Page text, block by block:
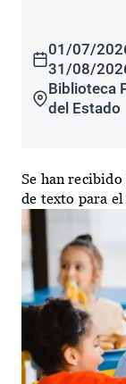
01/07/
31/08/
Biblioteca
del Estado
Se han
de texto para